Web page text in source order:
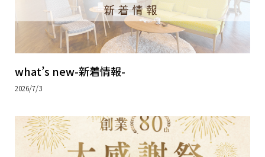
what’s new-新着情報-
2026/7/3